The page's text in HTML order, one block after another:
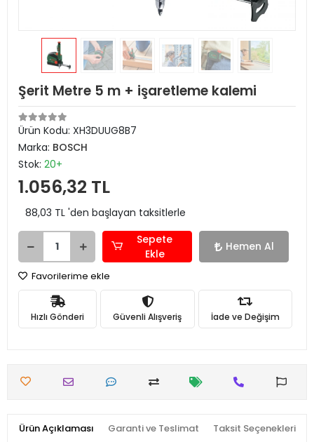
Şerit Metre 5 m + işaretleme kalemi
Ürün Kodu: XH3DUUG8B7
Marka: BOSCH
Stok: 20+
1.056,32 TL
88,03 TL 'den başlayan taksitlerle
Sepete
Ekle
Hemen Al
Favorilerime ekle
Hızlı Gönderi Güvenli Alışveriş İade ve Değişim
Ürün Açıklaması Garanti ve Teslimat Taksit Seçenekleri